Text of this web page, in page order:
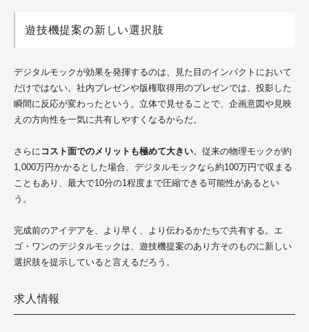
遊技機提案の新しい選択肢
デジタルモックが効果を発揮するのは、見た目のインパクトにおいて
だけではない。社内プレゼンや版権取得用のプレゼンでは、投影した
瞬間に反応が変わったという。立体で見せることで、企画意図や見映
えの方向性を一気に共有しやすくなるからだ。
さらに コスト面でのメリットも極めて大きい。従来の物理モックが約
1,000万円かかるとした場合、デジタルモックなら約100万円で収まる
こともあり、最大で10分の1程度まで圧縮できる可能性があるとい
う。
完成前のアイデアを、より早く、より伝わるかたちで共有する。エ
ゴ・ワンのデジタルモックは、遊技機提案のあり方そのものに新しい
選択肢を提示していると言えるだろう。
求人情報